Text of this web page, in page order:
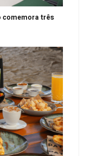
comemora três